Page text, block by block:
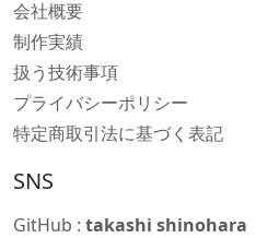
会社概要
制作実績
扱う技術事項
プライバシーポリシー
特定商取引法に基づく表記
SNS
GitHub : takashi shinohara